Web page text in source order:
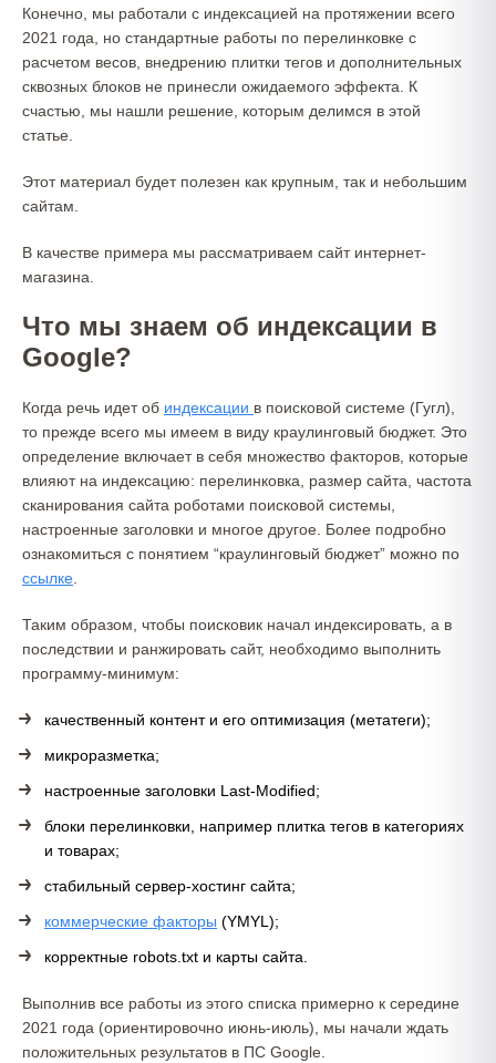
Конечно, мы работали с индексацией на протяжении всего
2021 года, но стандартные работы по перелинковке с
расчетом весов, внедрению плитки тегов и дополнительных
сквозных блоков не принесли ожидаемого эффекта. К
счастью, мы нашли решение, которым делимся в этой
статье.
Этот материал будет полезен как крупным, так и небольшим
сайтам.
В качестве примера мы рассматриваем сайт интернет-
магазина.
Что мы знаем об индексации в
Google?
Когда речь идет об индексации в поисковой системе (Гугл),
то прежде всего мы имеем в виду краулинговый бюджет. Это
определение включает в себя множество факторов, которые
влияют на индексацию: перелинковка, размер сайта, частота
сканирования сайта роботами поисковой системы,
настроенные заголовки и многое другое. Более подробно
ознакомиться с понятием “краулинговый бюджет” можно по
ссылке
Таким образом, чтобы поисковик начал индексировать, а в
последствии и ранжировать сайт, необходимо выполнить
программу-минимум:
качественный контент и его оптимизация (метатеги);
микроразметка;
настроенные заголовки Last-Modified;
блоки перелинковки, например плитка тегов в категориях
и товарах;
стабильный сервер-хостинг сайта;
коммерческие факторы (YMYL);
корректные robots.txt и карты сайта.
Выполнив все работы из этого списка примерно к середине
2021 года (ориентировочно июнь-июль), мы начали ждать
положительных результатов в ПС Google.